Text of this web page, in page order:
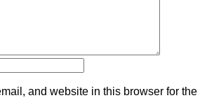
and website in this browser for the